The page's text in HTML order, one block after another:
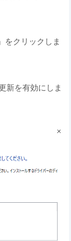
をクリックしま
新を有効にしま